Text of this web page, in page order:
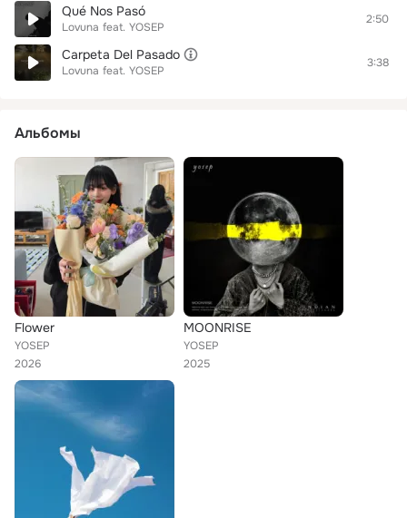
Qué Nos Pasó
Lovuna feat. YOSEP
2:50
Carpeta Del Pasado
Lovuna feat. YOSEP
3:38
Альбомы
Flower
YOSEP
2026
MOONRISE
YOSEP
2025